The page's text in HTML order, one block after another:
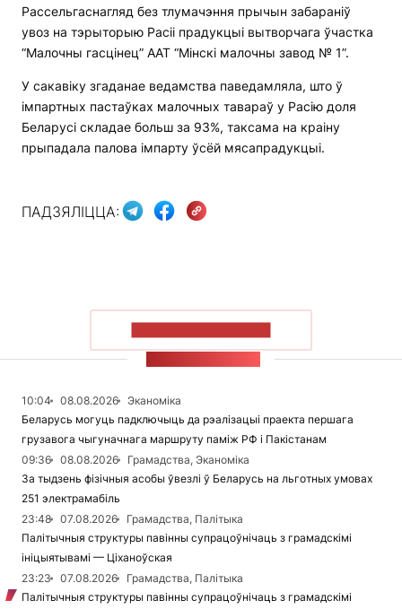
Рассельгаснагляд без тлумачэння прычын забараніў
увоз на тэрыторыю Расіі прадукцыі вытворчага ўчастка
“Малочны гасцінец” ААТ “Мінскі малочны завод № 1”.
У сакавіку згаданае ведамства паведамляла, што ў
імпартных пастаўках малочных тавараў у Расію доля
Беларусі складае больш за 93%, таксама на краіну
прыпадала палова імпарту ўсёй мясапрадукцыі.
ПАДЗЯЛІЦЦА:
10:04 08.08.2026
Эканоміка
Беларусь могуць падключыць да рэалізацыі праекта першага
грузавога чыгуначнага маршруту паміж РФ і Пакістанам
09:36
08.08.2026
Грамадства, Эканоміка
За тыдзень фізічныя асобы ўвезлі ў Беларусь на льготных умовах
251 электрамабіль
23:48
07.08.2026
Грамадства, Палітыка
Палітычныя структуры павінны супрацоўнічаць з грамадскімі
ініцыятывамі — Ціханоўская
23:23
07.08.2026
Грамадства, Палітыка
Палітычныя структуры павінны супрацоўнічаць з грамадскімі